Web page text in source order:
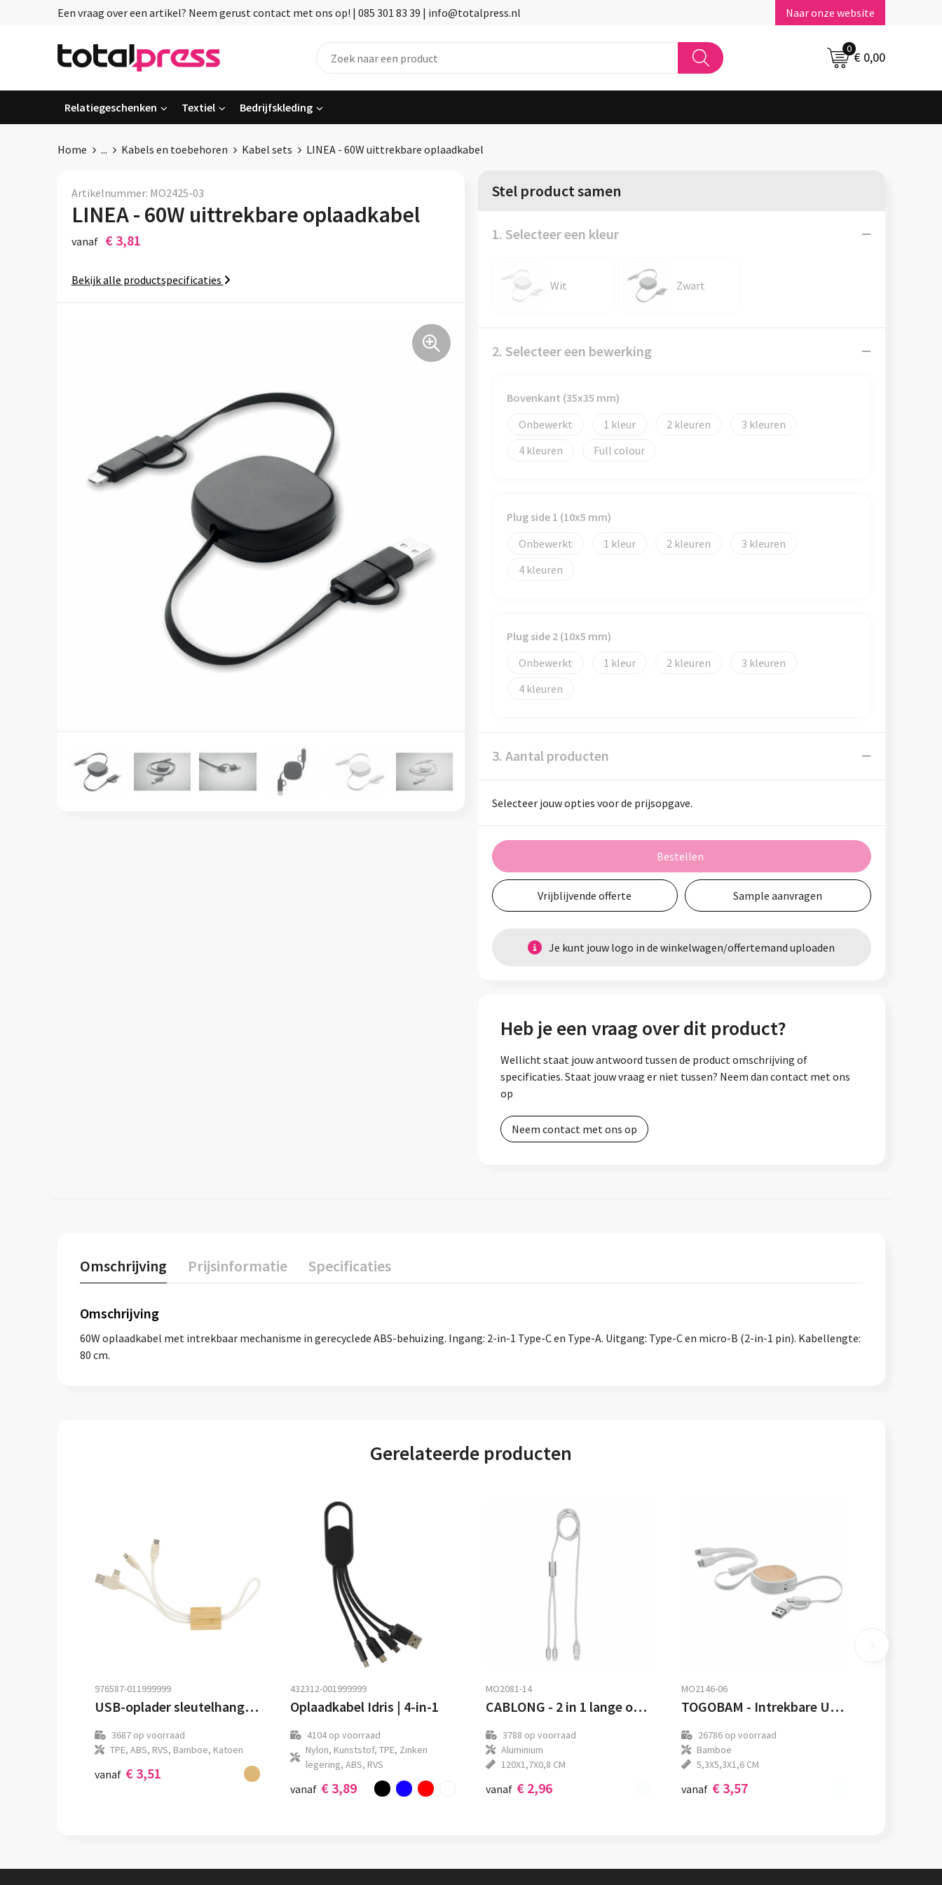
Een vraag over een artikel? Neem gerust contact met ons op! | 085 301 83 39 | info@totalpress.nl Naar onze website
0
€ 0,00
Relatiegeschenken Textiel Bedrijfskleding
Home ... Kabels en toebehoren Kabel sets LINEA - 60W uittrekbare oplaadkabel
Artikelnummer: MO2425-03
LINEA - 60W uittrekbare oplaadkabel
vanaf € 3,81
Bekijk alle productspecificaties
Stel product samen
1. Selecteer een kleur
Wit Zwart
2. Selecteer een bewerking
Bovenkant (35x35 mm)
Onbewerkt
1 2
3
4
Full colour
Plug side 1 (10x5 mm)
Onbewerkt
1 2
3
4
Plug side 2 (10x5 mm)
Onbewerkt
1 2
3
4
3. Aantal producten
Selecteer jouw opties voor de prijsopgave.
Bestellen
Vrijblijvende offerte Sample aanvragen
Je kunt jouw logo in de winkelwagen/offertemand uploaden
Heb je een vraag over dit product?
Wellicht staat jouw antwoord tussen de product omschrijving of
specificaties. Staat jouw vraag er niet tussen? Neem dan contact met ons
op
Neem contact met ons op
Omschrijving Prijsinformatie Specificaties
Omschrijving
60W oplaadkabel met intrekbaar mechanisme in gerecyclede ABS-behuizing. Ingang: 2-in-1 Type-C en Type-A. Uitgang: Type-C en micro-B (2-in-1 pin). Kabellengte:
80 cm.
Gerelateerde producten
976587-011999999
USB-oplader sleutelhanger Keegan
3687op voorraad
TPE, ABS, RVS, Bamboe, Katoen
vanaf € 3,51
432312-001999999
Oplaadkabel Idris | 4-in-1
4104op voorraad
Nylon, Kunststof, TPE, Zinken
legering, ABS, RVS
vanaf € 3,89
MO2081-14
CABLONG - 2 in 1 lange oplaadkabel
3788 op voorraad
Aluminium
120X1,7X0,8 CM
vanaf € 2,96
MO2146-06
TOGOBAM - Intrekbare USB-laadkabel
26786 op voorraad
Bamboe
5,3X5,3X1,6 CM
vanaf € 3,57